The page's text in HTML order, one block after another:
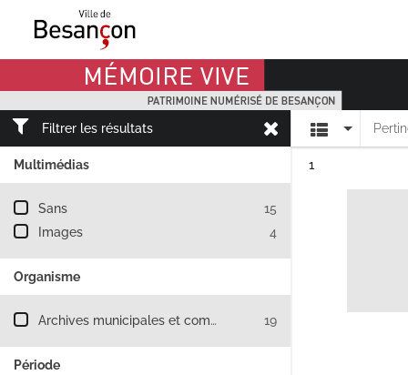
Mémoire Vive patrimoine numérisé de Besançon
Filtrer les résultats
Multimédias
Filtre les résultats par : Multimédias
Sans
15
Images
4
Organisme
Filtre les résultats par : Organisme
Archives municipales et communautaires de Besançon
19
Période
Affichage
1